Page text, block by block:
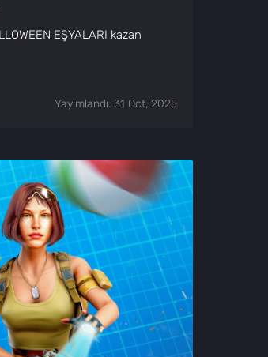
EŞYALARI kazan
Yayımlandı: 31 Oct, 2025